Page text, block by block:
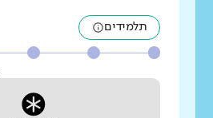
תלמידים